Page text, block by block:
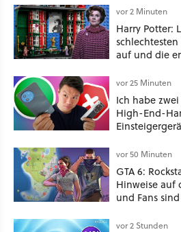
vor 2 Minuten
Harry Potter:
auf und die
vor 25 Minuten
Ich habe
High-End-
das günstige
[Best of
vor 50 Minuten
GTA 6:
Hinweise auf
und Fans
vor 2 Stunden